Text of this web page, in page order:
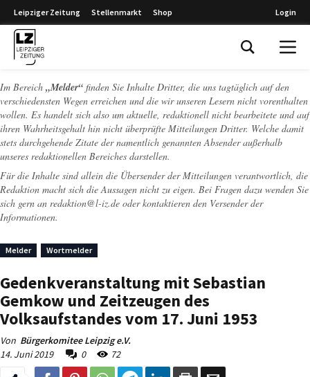
Leipziger Zeitung Stellenmarkt Shop Login
Im Bereich „Melder“ finden Sie Inhalte Dritter, die uns tagtäglich auf den
verschiedensten Wegen erreichen und die wir unseren Lesern nicht vorenthalten
wollen. Es handelt sich also um aktuelle, redaktionell nicht bearbeitete und auf
ihren Wahrheitsgehalt hin nicht überprüfte Mitteilungen Dritter. Welche damit
stets durchgehende Zitate der namentlich genannten Absender außerhalb
unseres redaktionellen Bereiches darstellen.
Für die Inhalte sind allein die Übersender der Mitteilungen verantwortlich, die
Redaktion macht sich die Aussagen nicht zu eigen. Bei Fragen dazu wenden Sie
sich gern an redaktion@l-iz.de oder kontaktieren den Versender der
Informationen.
Melder Wortmelder
Gedenkveranstaltung mit Sebastian
Gemkow und Zeitzeugen des
Volksaufstandes vom 17. Juni 1953
Von Bürgerkomitee Leipzig e.V.
14. Juni 2019
0 72